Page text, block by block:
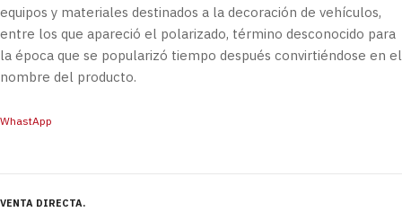
equipos y materiales destinados a la decoración de vehículos,
entre los que apareció el polarizado, término desconocido para
la época que se popularizó tiempo después convirtiéndose en el
nombre del producto.
WhastApp
VENTA DIRECTA